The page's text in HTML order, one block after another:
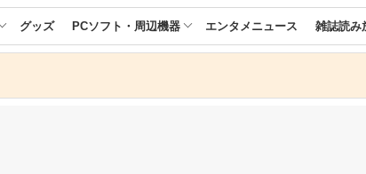
グッズ PCソフト・周辺機器 エンタメニュース 雑誌読み